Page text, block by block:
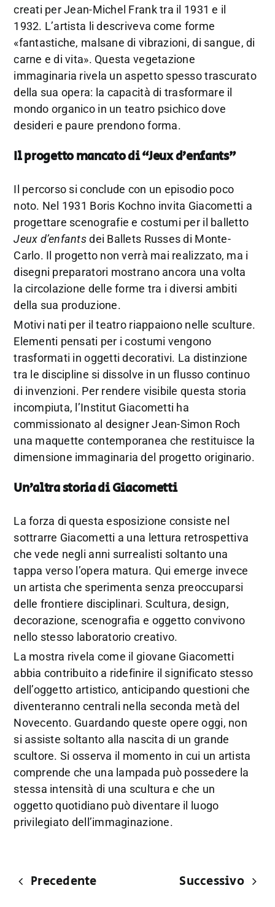
creati per Jean-Michel Frank tra il 1931 e il
1932. L’artista li descriveva come forme
«fantastiche, malsane di vibrazioni, di sangue, di
carne e di vita». Questa vegetazione
immaginaria rivela un aspetto spesso trascurato
della sua opera: la capacità di trasformare il
mondo organico in un teatro psichico dove
desideri e paure prendono forma.
Il progetto mancato di “Jeux d’enfants”
Il percorso si conclude con un episodio poco
noto. Nel 1931 Boris Kochno invita Giacometti a
progettare scenografie e costumi per il balletto
Jeux d’enfantsdei Ballets Russes di Monte-
Carlo. Il progetto non verrà mai realizzato, ma i
disegni preparatori mostrano ancora una volta
la circolazione delle forme tra i diversi ambiti
della sua produzione.
Motivi nati per il teatro riappaiono nelle sculture.
Elementi pensati per i costumi vengono
trasformati in oggetti decorativi. La distinzione
tra le discipline si dissolve in un flusso continuo
di invenzioni. Per rendere visibile questa storia
incompiuta, l’Institut Giacometti ha
commissionato al designer Jean-Simon Roch
una maquette contemporanea che restituisce la
dimensione immaginaria del progetto originario.
Un’altra storia di Giacometti
La forza di questa esposizione consiste nel
sottrarre Giacometti a una lettura retrospettiva
che vede negli anni surrealisti soltanto una
tappa verso l’opera matura. Qui emerge invece
un artista che sperimenta senza preoccuparsi
delle frontiere disciplinari. Scultura, design,
decorazione, scenografia e oggetto convivono
nello stesso laboratorio creativo.
La mostra rivela come il giovane Giacometti
abbia contribuito a ridefinire il significato stesso
dell’oggetto artistico, anticipando questioni che
diventeranno centrali nella seconda metà del
Novecento. Guardando queste opere oggi, non
si assiste soltanto alla nascita di un grande
scultore. Si osserva il momento in cui un artista
comprende che una lampada può possedere la
stessa intensità di una scultura e che un
oggetto quotidiano può diventare il luogo
privilegiato dell’immaginazione.
Precedente Successivo